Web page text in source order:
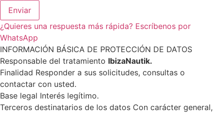
Enviar
¿Quieres una respuesta más rápida? Escríbenos por
WhatsApp
INFORMACIÓN BÁSICA DE PROTECCIÓN DE DATOS
Responsable del tratamiento IbizaNautik.
Finalidad Responder a sus solicitudes, consultas o
contactar con usted.
Base legal Interés legítimo.
Terceros destinatarios de los datos Con carácter general,